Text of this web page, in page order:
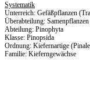
Systematik
Unterreich: Gefäßpflanzen
Überabteilung:
Abteilung: Pinophyta
Klasse: Pinopsida
Ordnung: Kiefernartige
Familie: Kieferngewächse